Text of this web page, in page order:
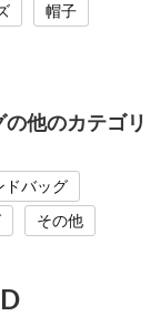
帽子
他のカテゴリ
ドバッグ
その他